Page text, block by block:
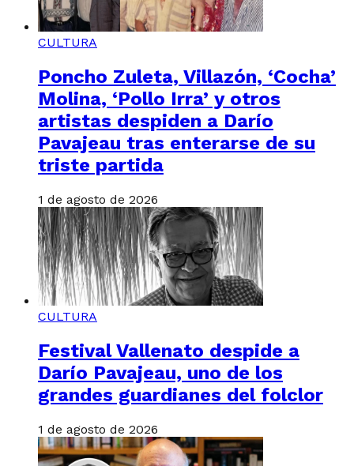
CULTURA
Poncho Zuleta, Villazón, ‘Cocha’
Molina, ‘Pollo Irra’ y otros
artistas despiden a Darío
Pavajeau tras enterarse de su
triste partida
1 de agosto de 2026
CULTURA
Festival Vallenato despide a
Darío Pavajeau, uno de los
grandes guardianes del folclor
1 de agosto de 2026